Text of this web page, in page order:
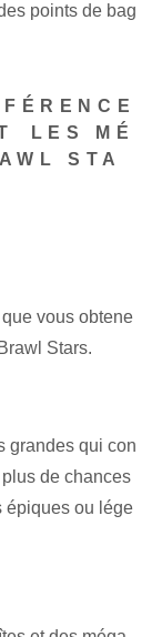
points de bag
LES MÉ
STA
vous obtene
Stars.
grandes qui con
de chances
épiques ou lége